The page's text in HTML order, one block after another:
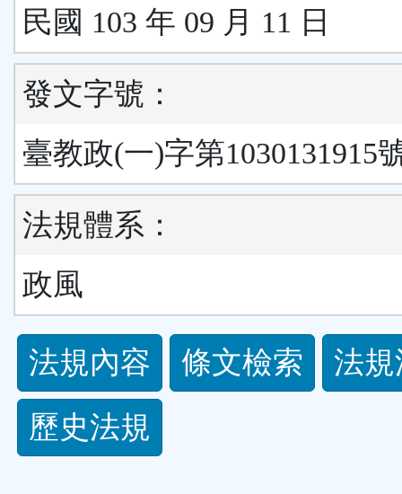
民國 103 年 09 月 11 日
發文字號：
臺教政(一)字第1030131915
法規體系：
政風
法
規
功
法規內容 條文檢索
法
歷史法規